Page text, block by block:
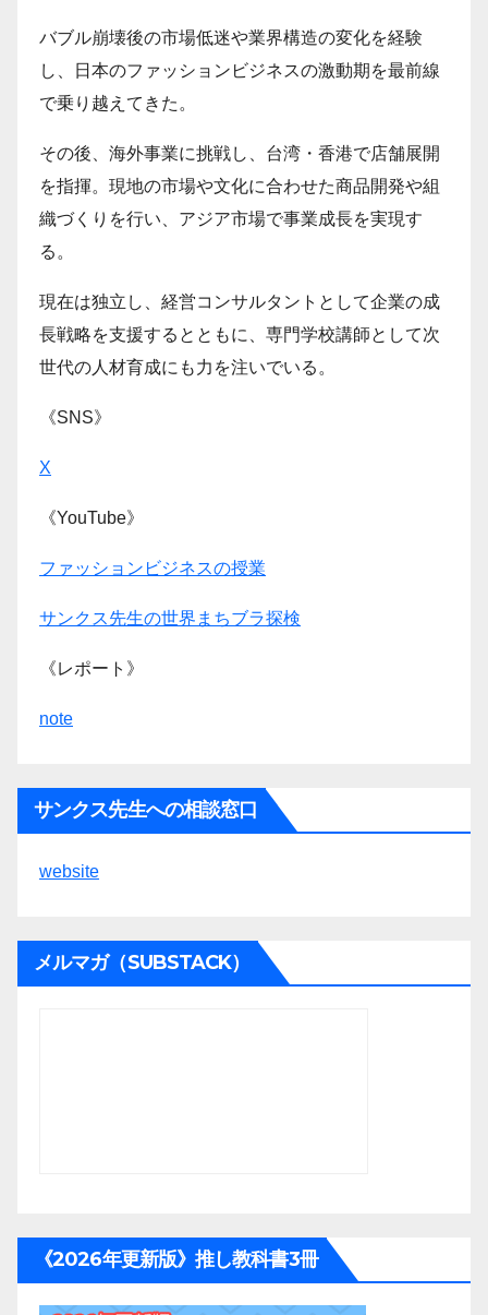
バブル崩壊後の市場低迷や業界構造の変化を経験
し、日本のファッションビジネスの激動期を最前線
で乗り越えてきた。
その後、海外事業に挑戦し、台湾・香港で店舗展開
を指揮。現地の市場や文化に合わせた商品開発や組
織づくりを行い、アジア市場で事業成長を実現す
る。
現在は独立し、経営コンサルタントとして企業の成
長戦略を支援するとともに、専門学校講師として次
世代の人材育成にも力を注いでいる。
《SNS》
X
《YouTube》
ファッションビジネスの授業
サンクス先生の世界まちブラ探検
《レポート》
note
サンクス先生への相談窓口
website
メルマガ（SUBSTACK）
《2026年更新版》推し教科書3冊